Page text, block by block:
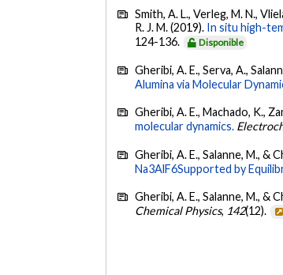
Smith, A. L., Verleg, M. N.,
R. J. M. (2019). In situ high-
124-136.
Disponible
Gheribi, A. E., Serva, A.,
Alumina via Molecular
Gheribi, A. E., Machado, K.,
molecular dynamics.
Gheribi, A. E., Salanne, M., &
Na3AlF6Supported by
Gheribi, A. E., Salanne, M., &
Chemical Physics, 142(12).